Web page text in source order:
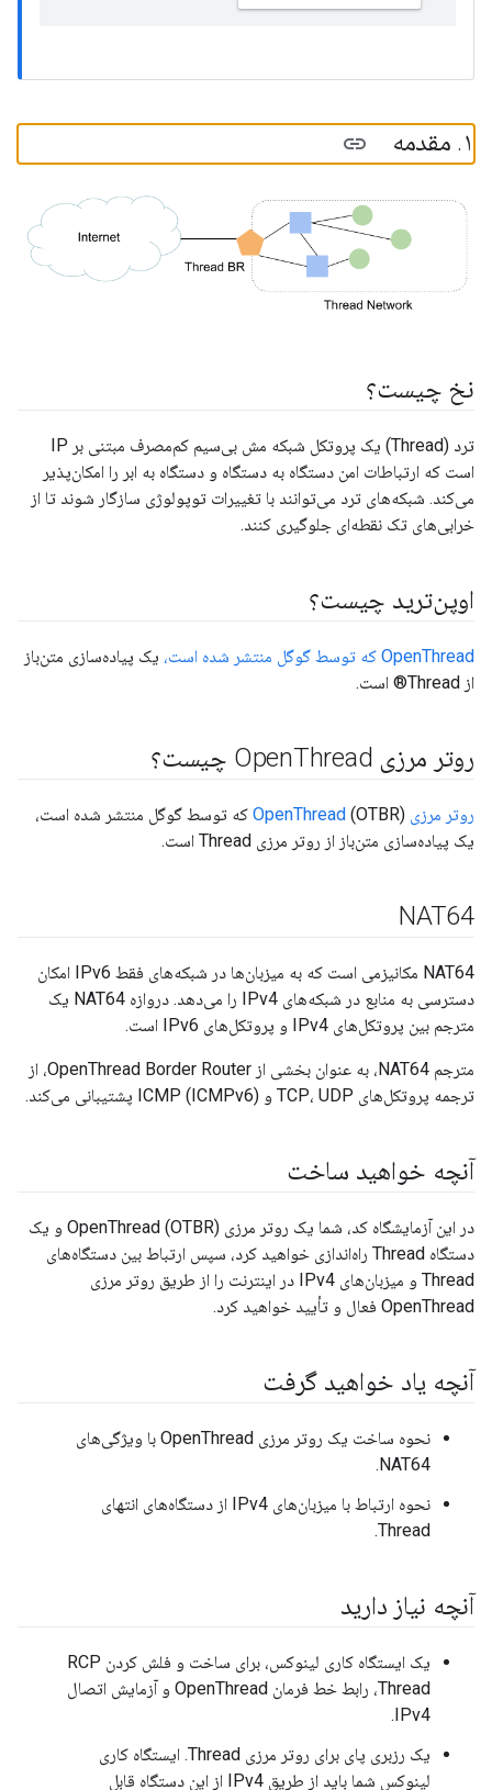
۱. مقدمه
نخ چیست؟
ترد (Thread) یک پروتکل شبکه مش بی‌سیم کم‌مصرف مبتنی بر IP
است که ارتباطات امن دستگاه به دستگاه و دستگاه به ابر را امکان‌پذیر
می‌کند. شبکه‌های ترد می‌توانند با تغییرات توپولوژی سازگار شوند تا از
خرابی‌های تک نقطه‌ای جلوگیری کنند.
اوپن‌ترید چیست؟
OpenThread که توسط گوگل منتشر شده است،
یک پیاده‌سازی متن‌باز
از Thread® است.
روتر مرزی Open Thread چیست؟
روتر مرزی OpenThread
(OTBR) که توسط گوگل منتشر شده است،
یک پیاده‌سازی متن‌باز از روتر مرزی Thread است.
NAT64
NAT64 مکانیزمی است که به میزبان‌ها در شبکه‌های فقط IPv6 امکان
دسترسی به منابع در شبکه‌های IPv4 را می‌دهد. دروازه NAT64 یک
مترجم بین پروتکل‌های IPv4 و پروتکل‌های IPv6 است.
مترجم NAT64، به عنوان بخشی از OpenThread Border Router، از
ترجمه پروتکل‌های TCP، UDP و ICMP (ICMPv6) پشتیبانی می‌کند.
آنچه خواهید ساخت
در این آزمایشگاه کد، شما یک روتر مرزی OpenThread (OTBR) و یک
دستگاه Thread راه‌اندازی خواهید کرد، سپس ارتباط بین دستگاه‌های
Thread و میزبان‌های IPv4 در اینترنت را از طریق روتر مرزی
OpenThread فعال و تأیید خواهید کرد.
آنچه یاد خواهید گرفت
نحوه ساخت یک روتر مرزی OpenThread با ویژگی‌های
NAT64.
نحوه ارتباط با میزبان‌های IPv4 از دستگاه‌های انتهای
Thread.
آنچه نیاز دارید
یک ایستگاه کاری لینوکس، برای ساخت و فلش کردن RCP
Thread، رابط خط فرمان OpenThread و آزمایش اتصال
IPv4.
یک رزبری پای برای روتر مرزی Thread. ایستگاه کاری
لینوکس شما باید از طریق IPv4 از این دستگاه قابل